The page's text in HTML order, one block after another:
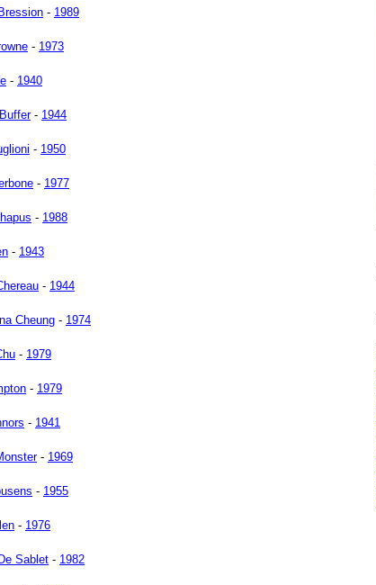
- 1989
- 1973
- 1940
- 1944
- 1950
- 1977
- 1988
- 1943
- 1944
Cheung - 1974
- 1979
- 1979
- 1941
- 1969
- 1955
- 1976
Sablet - 1982